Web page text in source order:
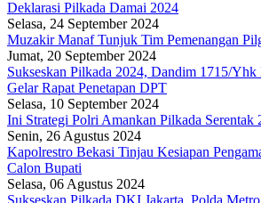
Deklarasi Pilkada Damai 2024
Selasa, 24 September 2024
Muzakir Manaf Tunjuk Tim Pemenangan
Jumat, 20 September 2024
Sukseskan Pilkada 2024, Dandim 1715/Yhk
Gelar Rapat Penetapan DPT
Selasa, 10 September 2024
Ini Strategi Polri Amankan Pilkada Serentak
Senin, 26 Agustus 2024
Kapolrestro Bekasi Tinjau Kesiapan
Calon Bupati
Selasa, 06 Agustus 2024
Sukseskan Pilkada DKI Jakarta, Polda